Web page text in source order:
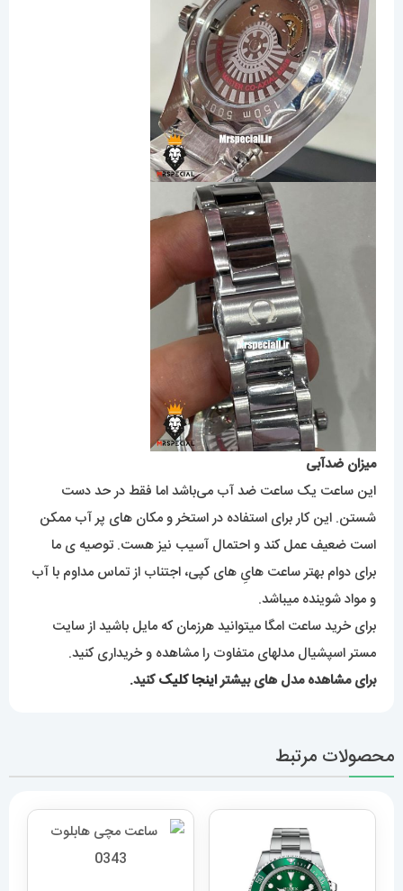
میزان ضدآبی
این ساعت یک ساعت ضد آب می‌باشد اما فقط در حد دست
شستن. این کار برای استفاده در استخر و مکان های پر آب ممکن
است ضعیف عمل کند و احتمال آسیب نیز هست. توصیه ی ما
برای دوام بهتر ساعت هایِ های کپی، اجتناب از تماس مداوم با آب
و مواد شوینده میباشد.
برای خرید ساعت امگا میتوانید هرزمان که مایل باشید از سایت
مستر اسپشیال مدلهای متفاوت را مشاهده و خریداری کنید.
برای مشاهده مدل های بیشتراینجا کلیککنید.
محصولات مرتبط